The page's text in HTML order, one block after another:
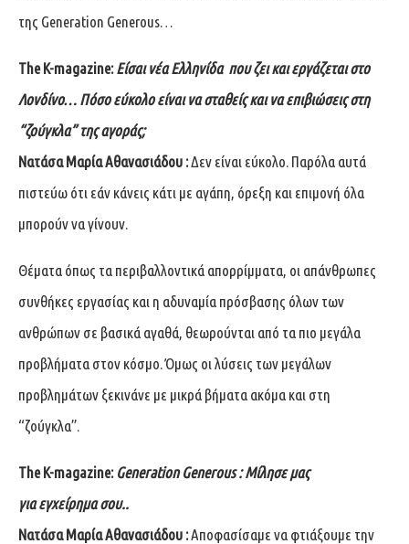
της Generation Generous…
TheK-magazine:Είσαι νέα Ελληνίδα που ζει και εργάζεται στο
Λονδίνο… Πόσο εύκολο είναι να σταθείς και να επιβιώσεις στη
“ζούγκλα” της αγοράς;
Νατάσα Μαρία Αθανασιάδου :Δεν είναι εύκολο. Παρόλα αυτά
πιστεύω ότι εάν κάνεις κάτι με αγάπη, όρεξη και επιμονή όλα
μπορούν να γίνουν.
Θέματα όπως τα περιβαλλοντικά απορρίμματα, οι απάνθρωπες
συνθήκες εργασίας και η αδυναμία πρόσβασης όλων των
ανθρώπων σε βασικά αγαθά, θεωρούνται από τα πιο μεγάλα
προβλήματα στον κόσμο. Όμως οι λύσεις των μεγάλων
προβλημάτων ξεκινάνε με μικρά βήματα ακόμα και στη
“ζούγκλα”.
TheK-magazine: GenerationGenerous: Μίλησε μας
για εγχείρημα σου..
Νατάσα Μαρία Αθανασιάδου :Αποφασίσαμε να φτιάξουμε την